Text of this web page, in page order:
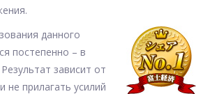
данного
постепенно – в
зависит от
не прилагать усилий